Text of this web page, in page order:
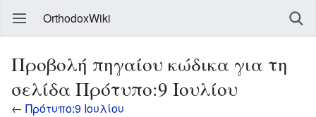
OrthodoxWiki
Προβολή πηγαίου κώδικα για τη
σελίδα Πρότυπο:9 Ιουλίου
← Πρότυπο:9 Ιουλίου